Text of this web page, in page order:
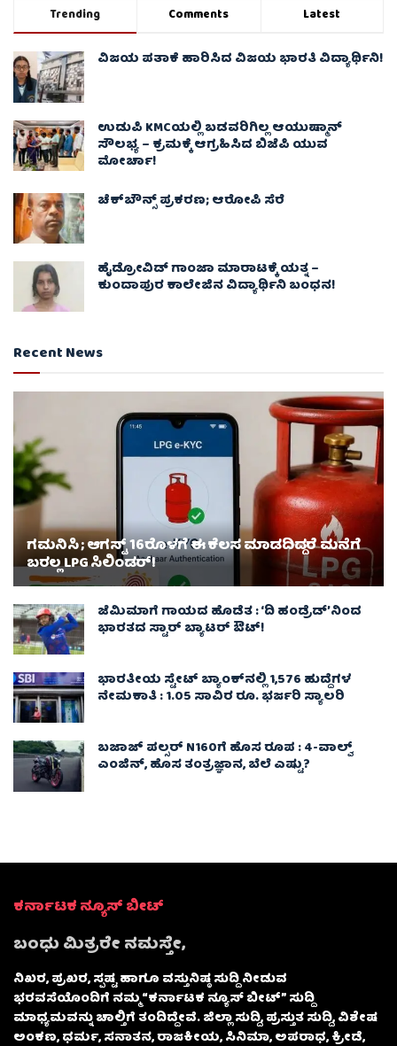
Trending Comments Latest
ವಿಜಯ ಪತಾಕೆ ಹಾರಿಸಿದ ವಿಜಯ ಭಾರತಿ ವಿದ್ಯಾರ್ಥಿನಿ!
ಉಡುಪಿ KMCಯಲ್ಲಿ ಬಡವರಿಗಿಲ್ಲ ಆಯುಷ್ಮಾನ್
ಸೌಲಭ್ಯ – ಕ್ರಮಕ್ಕೆ ಆಗ್ರಹಿಸಿದ ಬಿಜೆಪಿ ಯುವ
ಮೋರ್ಚಾ!
ಚೆಕ್​ಬೌನ್ಸ್​ ಪ್ರಕರಣ; ಆರೋಪಿ ಸೆರೆ
ಹೈಡ್ರೋವಿಡ್ ಗಾಂಜಾ ಮಾರಾಟಕ್ಕೆ ಯತ್ನ –
ಕುಂದಾಪುರ ಕಾಲೇಜಿನ ವಿದ್ಯಾರ್ಥಿನಿ ಬಂಧನ!
Recent News
ಗಮನಿಸಿ ; ಆಗಸ್ಟ್ 16ರೊಳಗೆ ಈ ಕೆಲಸ ಮಾಡದಿದ್ದರೆ ಮನೆಗೆ
ಬರಲ್ಲ LPG ಸಿಲಿಂಡರ್!
ಜೆಮಿಮಾಗೆ ಗಾಯದ ಹೊಡೆತ : ‘ದಿ ಹಂಡ್ರೆಡ್’ನಿಂದ
ಭಾರತದ ಸ್ಟಾರ್ ಬ್ಯಾಟರ್ ಔಟ್!
ಭಾರತೀಯ ಸ್ಟೇಟ್ ಬ್ಯಾಂಕ್‌ನಲ್ಲಿ 1,576 ಹುದ್ದೆಗಳ
ನೇಮಕಾತಿ : 1.05 ಸಾವಿರ ರೂ. ಭರ್ಜರಿ ಸ್ಯಾಲರಿ
ಬಜಾಜ್ ಪಲ್ಸರ್ N160ಗೆ ಹೊಸ ರೂಪ : 4-ವಾಲ್ವ್
ಎಂಜಿನ್, ಹೊಸ ತಂತ್ರಜ್ಞಾನ, ಬೆಲೆ ಎಷ್ಟು?
ಕರ್ನಾಟಕ ನ್ಯೂಸ್ ಬೀಟ್
ಬಂಧು ಮಿತ್ರರೇ ನಮಸ್ತೇ,
ನಿಖರ, ಪ್ರಖರ, ಸ್ಪಷ್ಟ ಹಾಗೂ ವಸ್ತುನಿಷ್ಠ ಸುದ್ದಿ ನೀಡುವ
ಭರವಸೆಯೊಂದಿಗೆ ನಮ್ಮ “ಕರ್ನಾಟಕ ನ್ಯೂಸ್ ಬೀಟ್” ಸುದ್ದಿ
ಮಾಧ್ಯಮವನ್ನು ಚಾಲ್ತಿಗೆ ತಂದಿದ್ದೇವೆ. ಜಿಲ್ಲಾ ಸುದ್ದಿ, ಪ್ರಸ್ತುತ ಸುದ್ದಿ, ವಿಶೇಷ
ಅಂಕಣ, ಧರ್ಮ, ಸನಾತನ, ರಾಜಕೀಯ, ಸಿನಿಮಾ, ಅಪರಾಧ, ಕ್ರೀಡೆ,